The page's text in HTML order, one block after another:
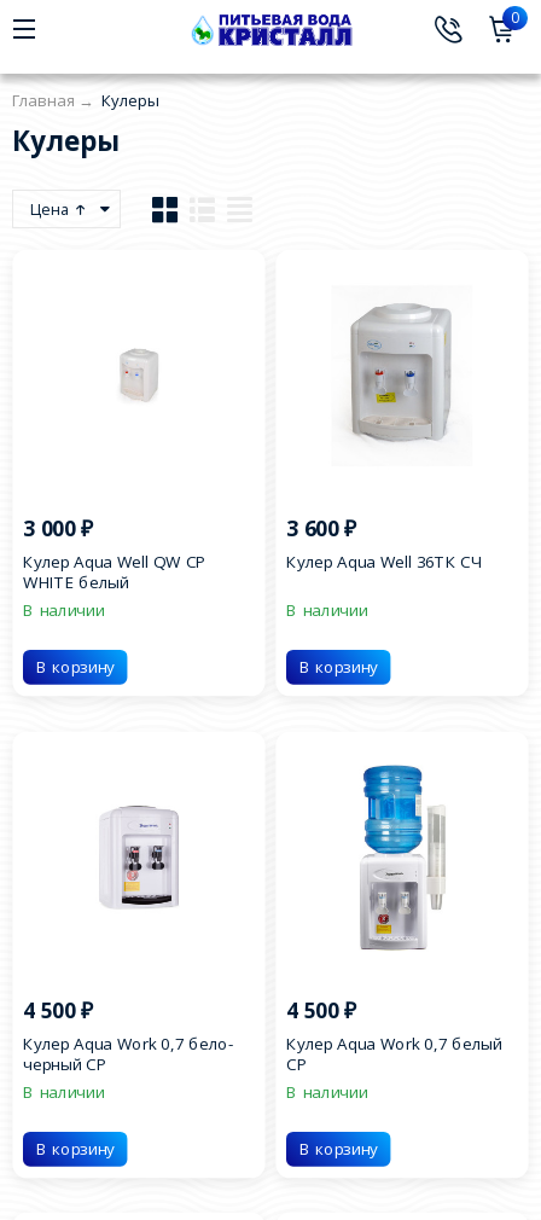
0
Главная → Кулеры
Кулеры
Цена
3 000₽
Кулер Аqua Well QW СР
WHITE белый
В наличии
В корзину
3 600₽
Кулер Aqua Well 36ТК СЧ
В наличии
В корзину
4 500₽
Кулер Аqua Work 0,7 бело-
черный СР
В наличии
В корзину
4 500₽
Кулер Аqua Work 0,7 белый
СР
В наличии
В корзину